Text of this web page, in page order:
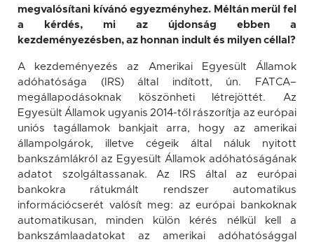
megvalósítani kívánó egyezményhez. Méltán merül fel
a kérdés, mi az újdonság ebben a
kezdeményezésben, az honnan indult és milyen céllal?
A kezdeményezés az Amerikai Egyesült Államok
adóhatósága (IRS) által indított, ún. FATCA–
megállapodásoknak köszönheti létrejöttét. Az
Egyesült Államok ugyanis 2014-től rászorítja az európai
uniós tagállamok bankjait arra, hogy az amerikai
állampolgárok, illetve cégeik által náluk nyitott
bankszámlákról az Egyesült Államok adóhatóságának
adatot szolgáltassanak. Az IRS által az európai
bankokra rátukmált rendszer automatikus
információcserét valósít meg: az európai bankoknak
automatikusan, minden külön kérés nélkül kell a
bankszámlaadatokat az amerikai adóhatósággal